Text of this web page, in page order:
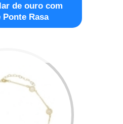
de ouro com
Ponte Rasa